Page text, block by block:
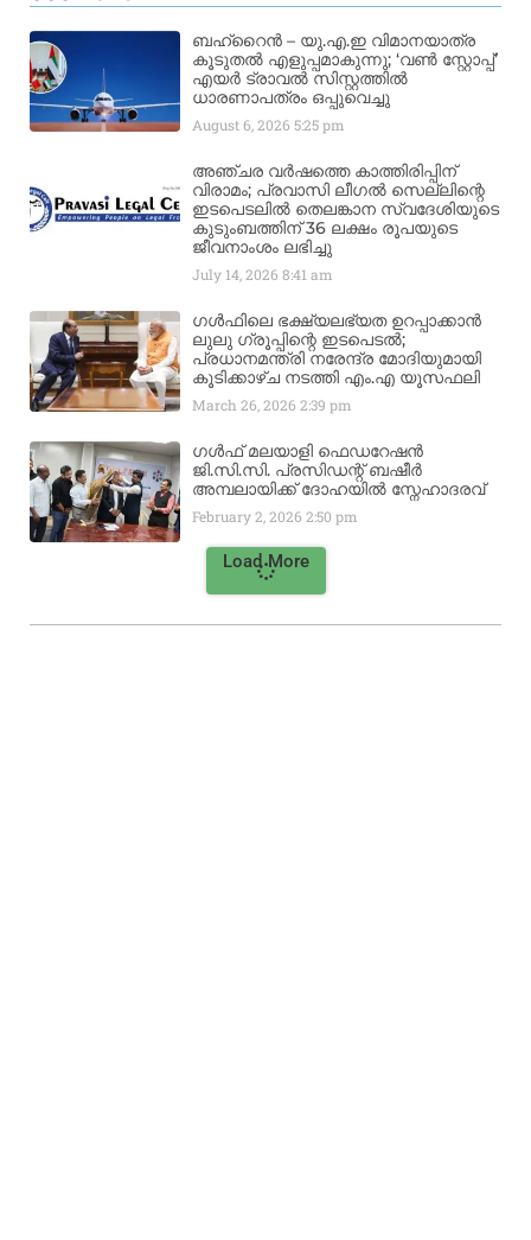
ബഹ്‌റൈൻ – യു.എ.ഇ വിമാനയാത്ര
കൂടുതൽ എളുപ്പമാകുന്നു; ‘വൺ സ്റ്റോപ്പ്’
എയർ ട്രാവൽ സിസ്റ്റത്തിൽ
ധാരണാപത്രം ഒപ്പുവെച്ചു
August 6, 20265:25 pm
അഞ്ചര വർഷത്തെ കാത്തിരിപ്പിന്
വിരാമം; പ്രവാസി ലീഗൽ സെല്ലിന്റെ
ഇടപെടലിൽ തെലങ്കാന സ്വദേശിയുടെ
കുടുംബത്തിന് 36 ലക്ഷം രൂപയുടെ
ജീവനാംശം ലഭിച്ചു
July 14, 20268:41 am
ഗൾഫിലെ ഭക്ഷ്യലഭ്യത ഉറപ്പാക്കാൻ
ലുലു ഗ്രൂപ്പിന്റെ ഇടപെടൽ;
പ്രധാനമന്ത്രി നരേന്ദ്ര മോദിയുമായി
കൂടിക്കാഴ്ച നടത്തി എം.എ യൂസഫലി
March 26, 20262:39 pm
ഗൾഫ് മലയാളി ഫെഡറേഷൻ
ജി.സി.സി. പ്രസിഡന്റ് ബഷീർ
അമ്പലായിക്ക് ദോഹയിൽ സ്നേഹാദരവ്
February 2, 20262:50 pm
Load More